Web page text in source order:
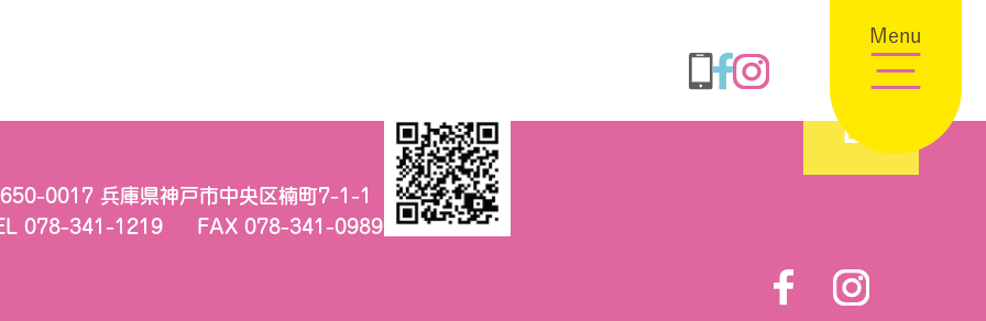
Menu
0017 兵庫県神戸市中央区楠町7-1-1
078-341-1219
FAX 078-341-0989